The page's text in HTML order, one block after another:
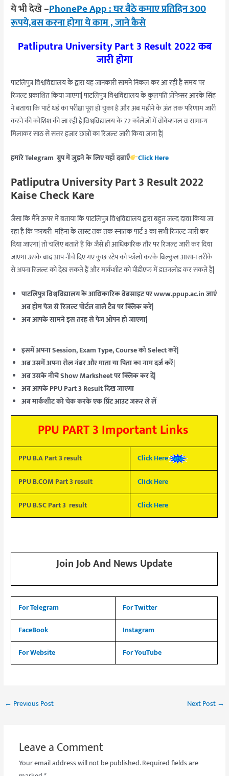
ये भी देखे –PhonePe App : घर बैठे कमाए प्रतिदिन 300
रूपये,बस करना होगा ये काम , जाने कैसे
Patliputra University Part 3 Result 2022 कब
जारी होगा
पाटलिपुत्र विश्वविद्यालय के द्वारा यह जानकारी सामने निकल कर आ रही है समय पर
रिजल्ट प्रकाशित किया जाएगा| पाटलिपुत्र विश्वविद्यालय के कुलपति प्रोफेसर आरके सिंह
ने बताया कि पार्ट थर्ड का परीक्षा पूरा हो चुका है और अब महीने के अंत तक परिणाम जारी
करने की कोशिश की जा रही है|विश्वविद्यालय के 72 कॉलेजों में वोकेशनल व सामान्य
मिलाकर साठ से सत्तर हजार छात्रों का रिजल्ट जारी किया जाना है|
हमारे Telegram ग्रुप में जुड़ने के लिए यहाँ दबाएँ Click Here
Patliputra University Part 3 Result 2022
Kaise Check Kare
जैसा कि मैंने ऊपर में बताया कि पाटलिपुत्र विश्वविद्यालय द्वारा बहुत जल्द दावा किया जा
रहा है कि फरबरी महिना के लास्ट तक तक स्नातक पार्ट 3 का सभी रिजल्ट जारी कर
दिया जाएगा| तो चलिए बताते हैं कि जैसे ही आधिकारिक तौर पर रिजल्ट जारी कर दिया
जाएगा उसके बाद आप नीचे दिए गए कुछ स्टेप को फॉलो करके बिल्कुल आसान तरीके
से अपना रिजल्ट को देख सकते हैं और मार्कशीट को पीडीएफ में डाउनलोड कर सकते हैं|
पाटलिपुत्र विश्वविद्यालय के आधिकारिक वेबसाइट पर www.ppup.ac.in जाएं
अब होम पेज से रिजल्ट पोर्टल वाले टैब पर क्लिक करें|
अब आपके सामने इस तरह से पेज ओपन हो जाएगा|
इसमें अपना Session, Exam Type, Course को Select करें|
अब उसमें अपना रोल नंबर और माता या पिता का नाम दर्ज करें|
अब उसके नीचे Show Marksheet पर क्लिक कर दें|
अब आपके PPU Part 3 Result दिख जाएगा
अब मार्कशीट को चेक करके एक प्रिंट आउट जरूर ले लें
PPU PART 3 Important Links
PPU B.A Part 3 result Click Here
PPU B.COM Part 3 result Click Here
PPU B.SC Part 3 result Click Here
Join Job And News Update
For Telegram
For Twitter
FaceBook
Instagram
For Website
For YouTube
← Previous Post Next Post →
Leave a Comment
Your email address will not be published.Required fields are